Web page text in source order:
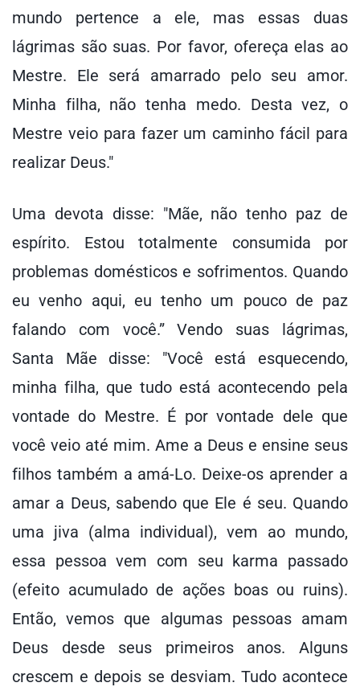
mundo pertence a ele, mas essas duas
lágrimas são suas. Por favor, ofereça elas ao
Mestre. Ele será amarrado pelo seu amor.
Minha filha, não tenha medo. Desta vez, o
Mestre veio para fazer um caminho fácil para
realizar Deus."
Uma devota disse: "Mãe, não tenho paz de
espírito. Estou totalmente consumida por
problemas domésticos e sofrimentos. Quando
eu venho aqui, eu tenho um pouco de paz
falando com você.” Vendo suas lágrimas,
Santa Mãe disse: "Você está esquecendo,
minha filha, que tudo está acontecendo pela
vontade do Mestre. É por vontade dele que
você veio até mim. Ame a Deus e ensine seus
filhos também a amá-Lo. Deixe-os aprender a
amar a Deus, sabendo que Ele é seu. Quando
uma jiva (alma individual), vem ao mundo,
essa pessoa vem com seu karma passado
(efeito acumulado de ações boas ou ruins).
Então, vemos que algumas pessoas amam
Deus desde seus primeiros anos. Alguns
crescem e depois se desviam. Tudo acontece